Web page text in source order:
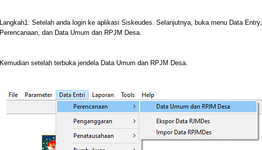
Langkah1: Setelah anda login ke aplikasi Siskeudes. Selanjutnya, buka menu Data Entry,
Perencanaan, dan Data Umum dan RPJM Desa.
Kemudian setelah terbuka jendela Data Umum dan RPJM Desa.